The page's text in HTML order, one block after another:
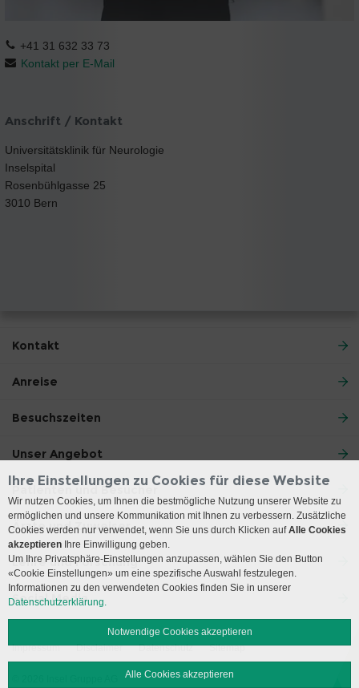
+41 31 632 33 73
Kontakt per E-Mail
Anschrift / Kontakt
Universitätsklinik für Neurologie
Inselspital
Rosenbühlgasse 25
3010 Bern
Kontakt
Anreise
Besuchszeiten
Unser Angebot
Patienten und Besucher
Ärzte und Zuweiser
Lehre und Forschung
Social Media
Impressum Disclaimer Datenschutz Sitemap
Ihre Einstellungen zu Cookies für diese Website
Wir nutzen Cookies, um Ihnen die bestmögliche Nutzung unserer Website zu
ermöglichen und unsere Kommunikation mit Ihnen zu verbessern. Zusätzliche
Cookies werden nur verwendet, wenn Sie uns durch Klicken aufAlle Cookies
akzeptieren Ihre Einwilligung geben.
Um Ihre Privatsphäre-Einstellungen anzupassen, wählen Sie den Button
«Cookie Einstellungen» um eine spezifische Auswahl festzulegen.
Informationen zu den verwendeten Cookies finden Sie in unserer
Datenschutzerklärung.
Notwendige Cookies akzeptieren
Alle Cookies akzeptieren